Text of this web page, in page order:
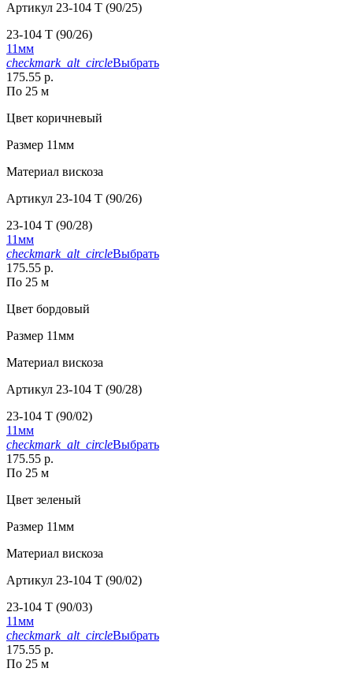
Артикул 23-104 T (90/25)
23-104 T (90/26)
11мм
checkmark_alt_circleВыбрать
175.55 р.
По 25 м
Цвет коричневый
Размер 11мм
Материал вискоза
Артикул 23-104 T (90/26)
23-104 T (90/28)
11мм
checkmark_alt_circleВыбрать
175.55 р.
По 25 м
Цвет бордовый
Размер 11мм
Материал вискоза
Артикул 23-104 T (90/28)
23-104 T (90/02)
11мм
checkmark_alt_circleВыбрать
175.55 р.
По 25 м
Цвет зеленый
Размер 11мм
Материал вискоза
Артикул 23-104 T (90/02)
23-104 T (90/03)
11мм
checkmark_alt_circleВыбрать
175.55 р.
По 25 м